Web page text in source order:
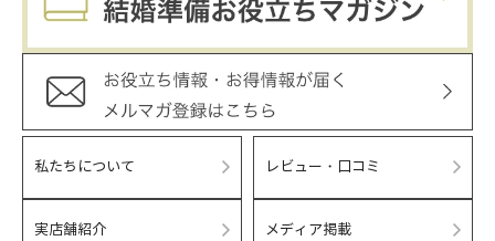
私たちについて レビュー・口コミ
実店舗紹介 メディア掲載